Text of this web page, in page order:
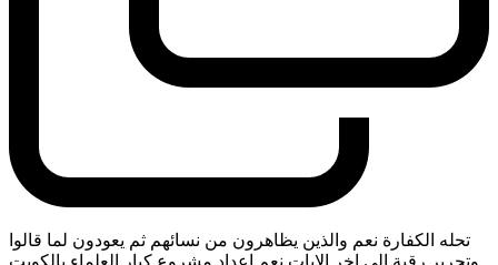
تحله الكفارة نعم والذين يظاهرون من نسائهم ثم يعودون لما قالوا
وتحرير رقبة الى اخر الايات نعم اعداد مشروع كبار العلماء بالكويت